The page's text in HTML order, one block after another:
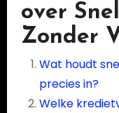
over
Zonder
Wat houdt
precies in?
Welke